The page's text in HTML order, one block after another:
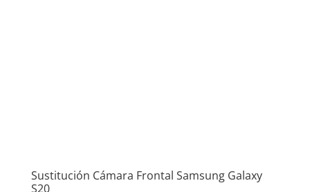
Sustitución Cámara Frontal Samsung Galaxy
S20